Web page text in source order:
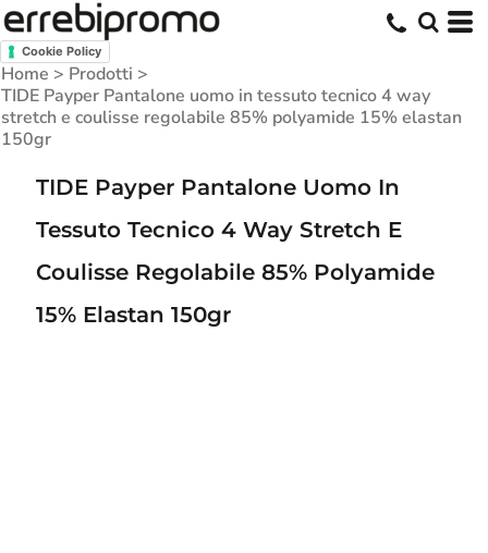
Cookie Policy
Home > Prodotti >
TIDE Payper Pantalone uomo in tessuto tecnico 4 way
stretch e coulisse regolabile 85% polyamide 15% elastan
150gr
TIDE Payper Pantalone Uomo In
Tessuto Tecnico 4 Way Stretch E
Coulisse Regolabile 85% Polyamide
15% Elastan 150gr